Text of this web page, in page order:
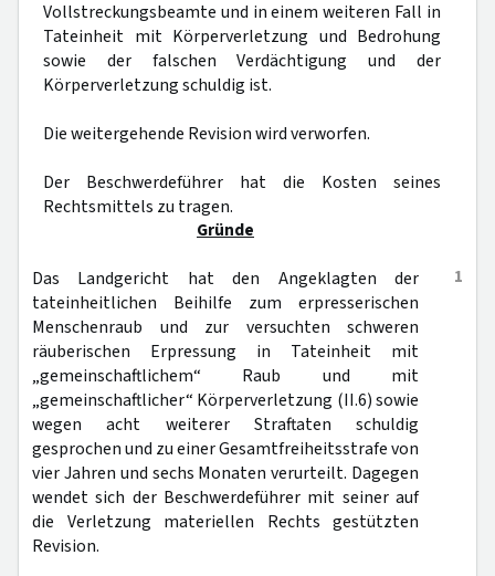
Vollstreckungsbeamte und in einem weiteren Fall in
Tateinheit mit Körperverletzung und Bedrohung
sowie der falschen Verdächtigung und der
Körperverletzung schuldig ist.
Die weitergehende Revision wird verworfen.
Der Beschwerdeführer hat die Kosten seines
Rechtsmittels zu tragen.
Gründe
1
Das Landgericht hat den Angeklagten der
tateinheitlichen Beihilfe zum erpresserischen
Menschenraub und zur versuchten schweren
räuberischen Erpressung in Tateinheit mit
„gemeinschaftlichem“ Raub und mit
„gemeinschaftlicher“ Körperverletzung (II.6) sowie
wegen acht weiterer Straftaten schuldig
gesprochen und zu einer Gesamtfreiheitsstrafe von
vier Jahren und sechs Monaten verurteilt. Dagegen
wendet sich der Beschwerdeführer mit seiner auf
die Verletzung materiellen Rechts gestützten
Revision.